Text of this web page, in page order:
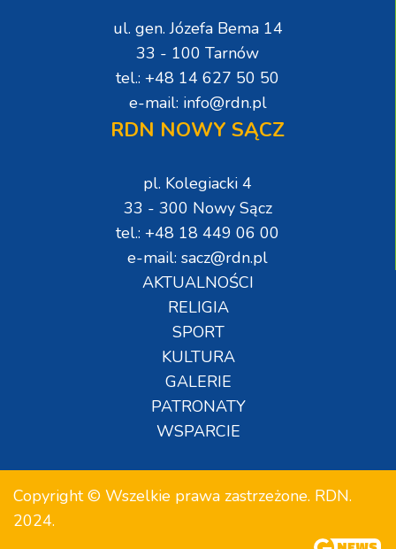
ul. gen. Józefa Bema 14
33 - 100 Tarnów
tel.: +48 14 627 50 50
e-mail: info@rdn.pl
RDN NOWY SĄCZ
pl. Kolegiacki 4
33 - 300 Nowy Sącz
tel.: +48 18 449 06 00
e-mail: sacz@rdn.pl
AKTUALNOŚCI
RELIGIA
SPORT
KULTURA
GALERIE
PATRONATY
WSPARCIE
Copyright © Wszelkie prawa zastrzeżone. RDN.
2024.